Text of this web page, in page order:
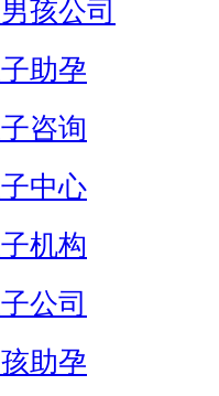
孩公司
助孕
咨询
中心
机构
公司
助孕